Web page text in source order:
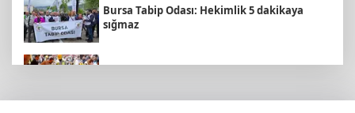
Bursa Tabip Odası: Hekimlik 5 dakikaya
sığmaz